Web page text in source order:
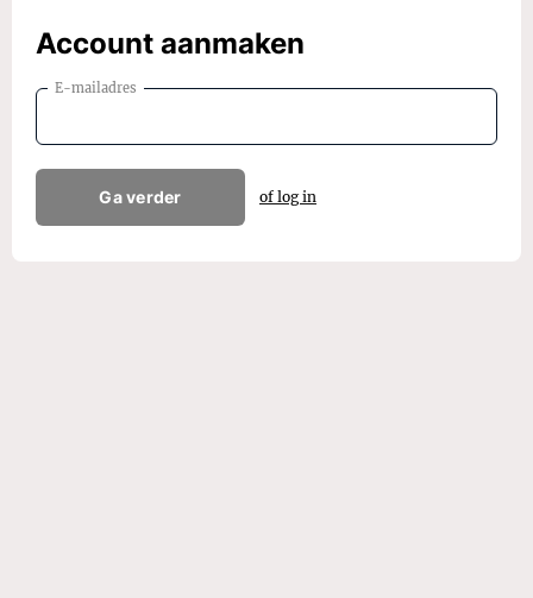
Account aanmaken
E-mailadres
Ga verder of log in